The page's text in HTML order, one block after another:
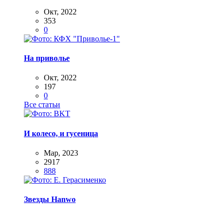
Окт, 2022
353
0
На приволье
Окт, 2022
197
0
Все статьи
И колесо, и гусеница
Мар, 2023
2917
888
Звезды Hanwo